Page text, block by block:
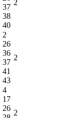
37
38
40
2
2
26
36
37
41
43
2
4
17
26
2